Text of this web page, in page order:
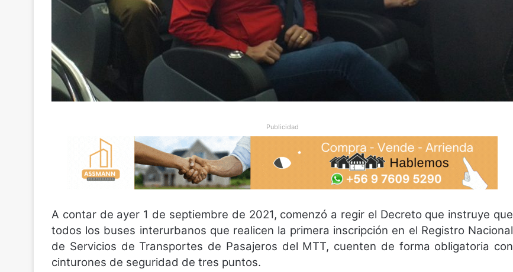
Publicidad
A contar de ayer 1 de septiembre de 2021, comenzó a regir el Decreto que instruye que
todos los buses interurbanos que realicen la primera inscripción en el Registro Nacional
de Servicios de Transportes de Pasajeros del MTT, cuenten de forma obligatoria con
cinturones de seguridad de tres puntos.